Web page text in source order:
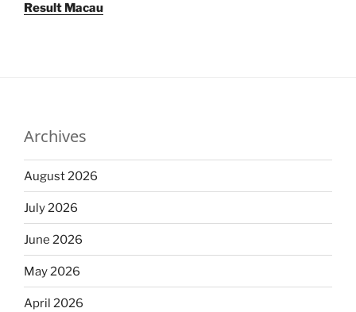
Result Macau
Archives
August 2026
July 2026
June 2026
May 2026
April 2026